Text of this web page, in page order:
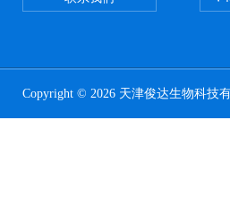
Copyright © 2026 天津俊达生物科技